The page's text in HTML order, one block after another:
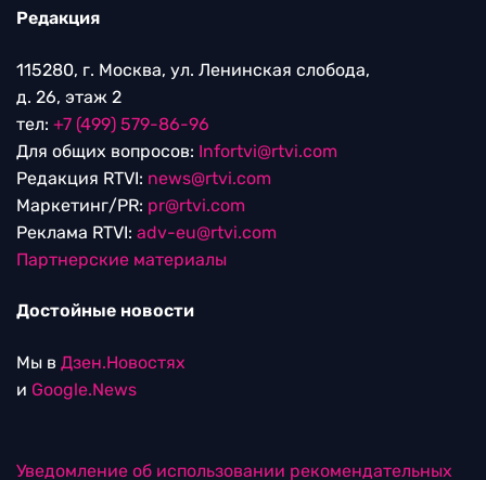
Редакция
115280, г. Москва, ул. Ленинская слобода,
д. 26, этаж 2
тел: +7 (499) 579-86-96
Для общих вопросов: Infortvi@rtvi.com
Редакция RTVI: news@rtvi.com
Маркетинг/PR: pr@rtvi.com
Реклама RTVI: adv-eu@rtvi.com
Партнерские материалы
Достойные новости
Мы в Дзен.Новостях
и Google.News
Уведомление об использовании рекомендательных